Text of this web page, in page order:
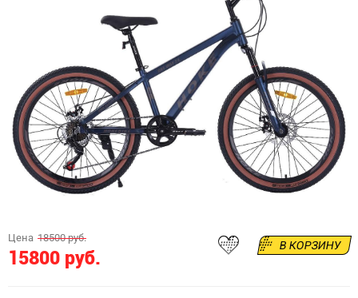
Цена 18500 руб.
15800 руб.
В КОРЗИНУ